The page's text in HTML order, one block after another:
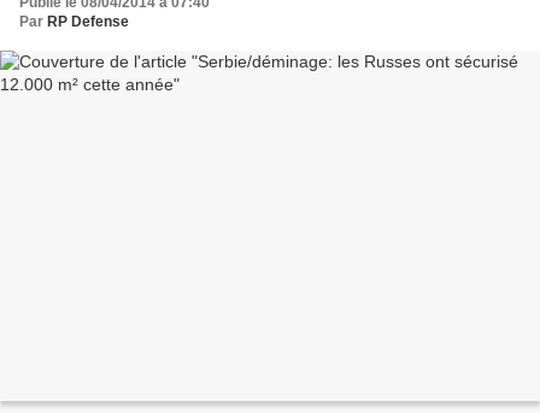
Par RP Defense